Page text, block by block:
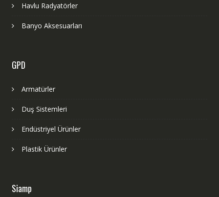
Havlu Radyatörler
Banyo Aksesuarları
GPD
Armatürler
Duş Sistemleri
Endüstriyel Ürünler
Plastik Ürünler
Siamp